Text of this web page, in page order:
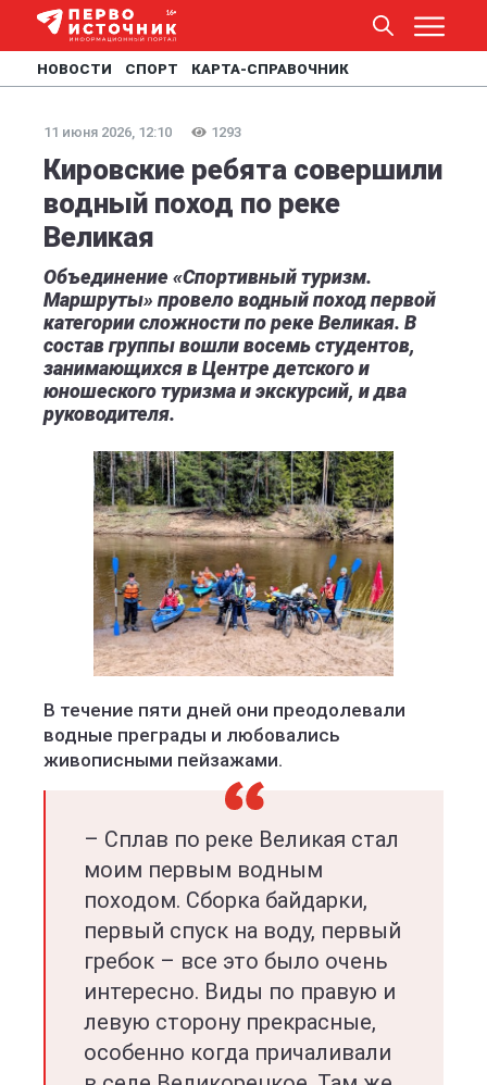
НОВОСТИ СПОРТ КАРТА-СПРАВОЧНИК
11 июня 2026, 12:10 1293
Кировские ребята совершили
водный поход по реке
Великая
Объединение «Спортивный туризм.
Маршруты» провело водный поход первой
категории сложности по реке Великая. В
состав группы вошли восемь студентов,
занимающихся в Центре детского и
юношеского туризма и экскурсий, и два
руководителя.
В течение пяти дней они преодолевали
водные преграды и любовались
живописными пейзажами.
– Сплав по реке Великая стал
моим первым водным
походом. Сборка байдарки,
первый спуск на воду, первый
гребок – все это было очень
интересно. Виды по правую и
левую сторону прекрасные,
особенно когда причаливали